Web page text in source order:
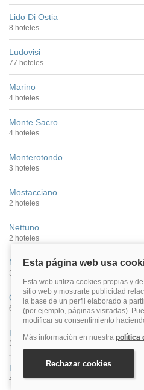
Lido Di Ostia
8 hoteles
Ludovisi
77 hoteles
Marino
4 hoteles
Monte Sacro
4 hoteles
Monterotondo
3 hoteles
Mostacciano
2 hoteles
Nettuno
2 hoteles
Nomentano
39 hoteles
Ostia Antica
6 hoteles
Panteón
105 hoteles
Pigna
47 hoteles